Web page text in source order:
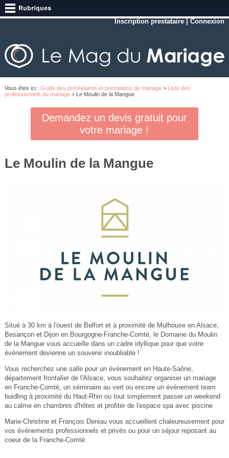
Inscription prestataire |Connexion
Vous êtes ici : Guide des prestataires et prestations de mariage> Liste des
professionnels du mariage> Le Moulin de la Mangue
Demandez un devis gratuit pour
votre mariage !
Le Moulin de la Mangue
Situé à 30 km à l'ouest de Belfort et à proximité de Mulhouse en Alsace,
Besançon et Dijon en Bourgogne-Franche-Comté, le Domaine du Moulin
de la Mangue vous accueille dans un cadre idyllique pour que votre
événement devienne un souvenir inoubliable !
Vous recherchez une salle pour un événement en Haute-Saône,
département frontalier de l'Alsace, vous souhaitez organiser un mariage
en Franche-Comté, un séminaire au vert ou encore un événement team
buidling à proximité du Haut-Rhin ou tout simplement passer un weekend
au calme en chambres d'hôtes et profiter de l'espace spa avec piscine
Marie-Christine et François Deniau vous accueillent chaleureusement pour
vos événements professionnels et privés ou pour un séjour reposant au
coeur de la Franche-Comté.